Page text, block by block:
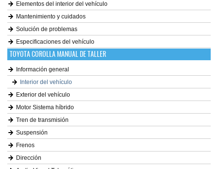
Elementos del interior del vehículo
Mantenimiento y cuidados
Solución de problemas
Especificaciones del vehículo
TOYOTA COROLLA MANUAL DE TALLER
Información general
Interior del vehículo
Exterior del vehículo
Motor Sistema híbrido
Tren de transmisión
Suspensión
Frenos
Dirección